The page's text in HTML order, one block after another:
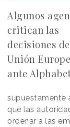
Algunos
critican las
decisiones
Unión
ante
supuestamente
que las
ordenar a las